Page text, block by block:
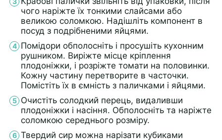
чого наріжте їх тонкими слайсами або
великою соломкою. Надішліть компонент в
посуд з подрібненими яйцями.
Помідори обполосніть і просушіть кухонним
рушником. Виріжте місце кріплення
плодоніжки, і розріжте томати на половинки.
Кожну частину перетворите в часточки.
Помістіть їх в ємність з паличками і яйцями.
Очистіть солодкий перець, видаливши
плодоніжки і насіння. Обполосніть та наріжте
соломкою середнього розміру.
Твердий сир можна нарізати кубиками